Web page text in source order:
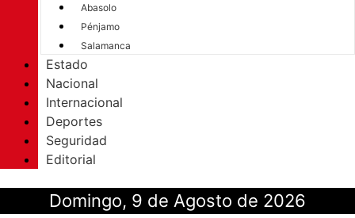
Abasolo
Pénjamo
Salamanca
Estado
Nacional
Internacional
Deportes
Seguridad
Editorial
Domingo, 9 de Agosto de 2026